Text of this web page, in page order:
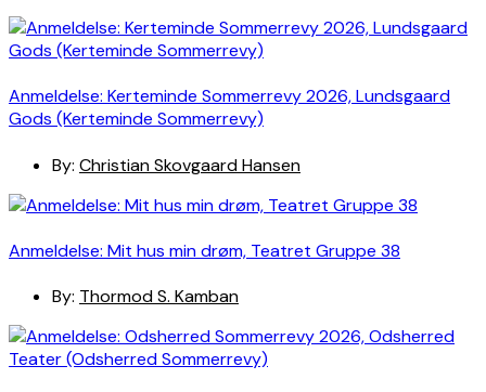
Anmeldelse: Kerteminde Sommerrevy 2026, Lundsgaard
Gods (Kerteminde Sommerrevy)
By: Christian Skovgaard Hansen
Anmeldelse: Mit hus min drøm, Teatret Gruppe 38
By: Thormod S. Kamban